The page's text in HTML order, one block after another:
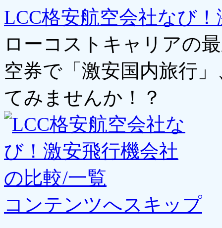
LCC格安航空会社なび
ローコストキャリアの
空券で「激安国内旅行
てみませんか！？
コンテンツへスキップ